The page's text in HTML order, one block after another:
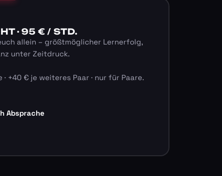
· 95 € / STD.
allein – größtmöglicher Lernerfolg,
unter Zeitdruck.
+40 € je weiteres Paar · nur für Paare.
Absprache